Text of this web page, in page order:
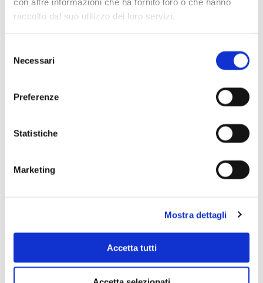
con altre informazioni che ha fornito loro o che hanno
raccolto dal suo utilizzo dei loro servizi.
delNecessari
Preferenze
Statistiche
Marketing
Mostra dettagli
Accetta tutti